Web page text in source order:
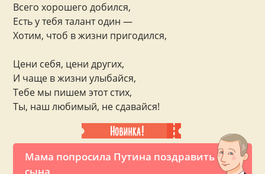
Мама попросила Путина поздравить
Всего хорошего добился,
Есть у тебя талант один —
Хотим, чтоб в жизни пригодился,
Цени себя, цени других,
И чаще в жизни улыбайся,
Тебе мы пишем этот стих,
Ты, наш любимый, не сдавайся!